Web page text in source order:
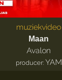
muziekvideo
Maan
Avalon
producer: YAM